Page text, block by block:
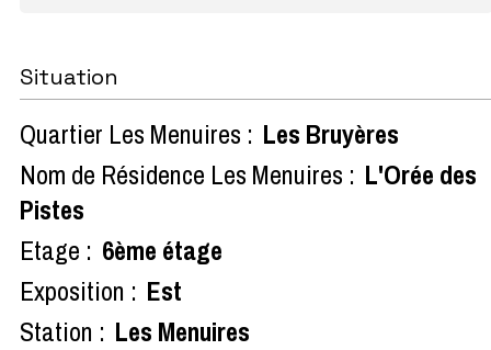
Situation
Quartier Les Menuires : Les Bruyères
Nom de Résidence Les Menuires : L'Orée des
Pistes
Etage : 6ème étage
Exposition : Est
Station : Les Menuires